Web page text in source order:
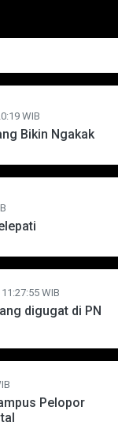
WIB
Bikin Ngakak
WIB
digugat di PN
Pelopor